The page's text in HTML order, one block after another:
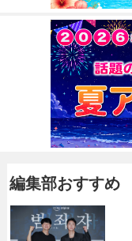
編集部おすすめ